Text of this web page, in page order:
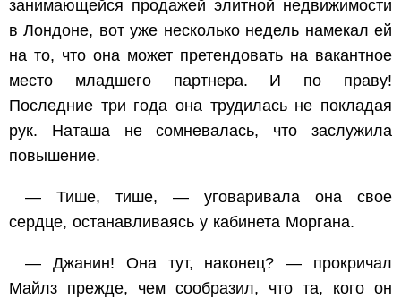
занимающейся продажей элитной недвижимости
в Лондоне, вот уже несколько недель намекал ей
на то, что она может претендовать на вакантное
место младшего партнера. И по праву!
Последние три года она трудилась не покладая
рук. Наташа не сомневалась, что заслужила
повышение.
— Тише, тише, — уговаривала она свое
сердце, останавливаясь у кабинета Моргана.
— Джанин! Она тут, наконец? — прокричал
Майлз прежде, чем сообразил, что та, кого он